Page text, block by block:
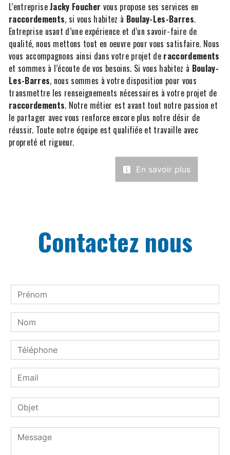
L’entrepriseJacky Foucher vous propose ses services en
raccordements, si vous habitez à Boulay-Les-Barres.
Entreprise usant d’une expérience et d’un savoir-faire de
qualité, nous mettons tout en oeuvre pour vous satisfaire. Nous
vous accompagnons ainsi dans votre projet de raccordements
et sommes à l’écoute de vos besoins. Si vous habitez à Boulay-
Les-Barres, nous sommes à votre disposition pour vous
transmettre les renseignements nécessaires à votre projet de
raccordements. Notre métier est avant tout notre passion et
le partager avec vous renforce encore plus notre désir de
réussir. Toute notre équipe est qualifiée et travaille avec
propreté et rigueur.
En savoir plus
Contactez nous